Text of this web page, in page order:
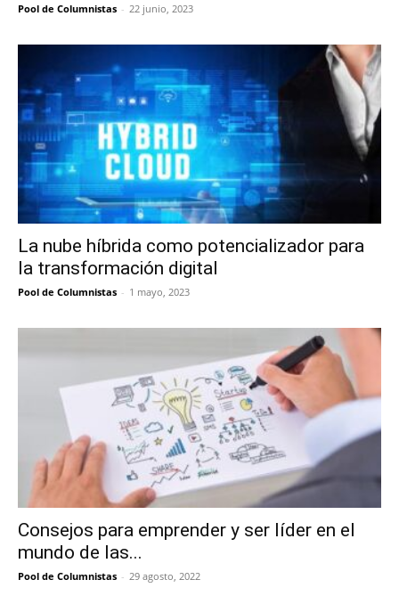
Pool de Columnistas - 22 junio, 2023
La nube híbrida como potencializador para
la transformación digital
Pool de Columnistas - 1 mayo, 2023
Consejos para emprender y ser líder en el
mundo de las...
Pool de Columnistas - 29 agosto, 2022